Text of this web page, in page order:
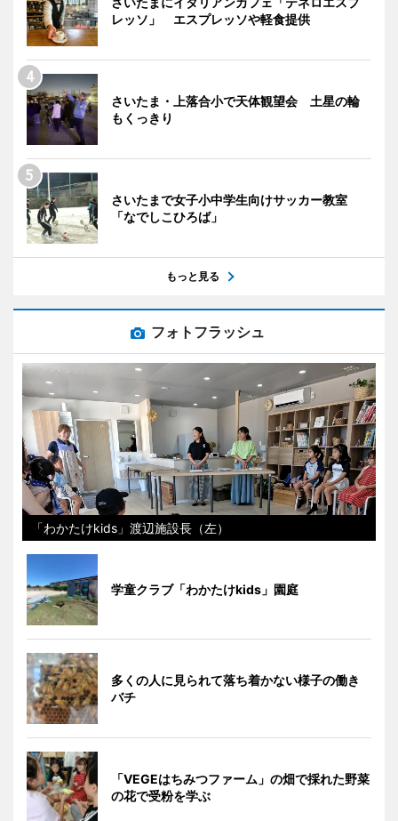
レッソ」 エスプレッソや軽食提供
さいたま・上落合小で天体観望会 土星の輪
もくっきり
さいたまで女子小中学生向けサッカー教室
「なでしこひろば」
もっと見る
フォトフラッシュ
「わかたけkids」渡辺施設長（左）
学童クラブ「わかたけkids」園庭
多くの人に見られて落ち着かない様子の働き
バチ
「VEGEはちみつファーム」の畑で採れた野菜
の花で受粉を学ぶ